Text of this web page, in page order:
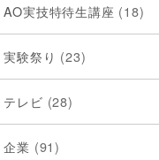
AO実技特待生講座 (18)
実験祭り (23)
テレビ (28)
企業 (91)